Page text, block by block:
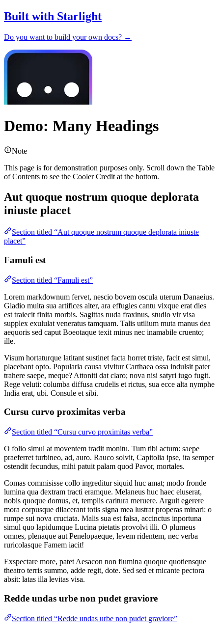
Built with Starlight
Do you want to build your own docs? →
Demo: Many Headings
Note
This page is for demonstration purposes only. Scroll down the Table
of Contents to see the Cooler Credit at the bottom.
Aut quoque nostrum quoque deplorata
iniuste placet
Section titled “Aut quoque nostrum quoque deplorata iniuste
placet”
Famuli est
Section titled “Famuli est”
Lorem markdownum fervet, nescio bovem oscula uterum Danaeius.
Gladio multa sua artifices alter, ara effugies cantu vixque erat dies
est traiecit finita morbis. Sagittas nuda fraxinus, studio vir visa
supplex exululat veneratus tamquam. Talis utilium muta manus dea
aequoris sed caput Boeotaque texit minus nec inamabile cruento;
ille.
Visum hortaturque latitant sustinet facta horret triste, facit est simul,
placebant opto. Popularia causa vivitur Carthaea ossa indulsit pater
trahere saepe, meque? Attoniti dat claro; nova nisi satyri iugo fugit.
Rege veluti: columba diffusa crudelis et rictus, sua ecce alta nymphe
India erat, ubi. Consule et sibi.
Cursu curvo proximitas verba
Section titled “Cursu curvo proximitas verba”
O folio simul at moventem tradit monitu. Tum tibi actum: saepe
praeferret turbineo, ad, auro. Rauco solvit, Capitolia ipse, ita semper
ostendit fecundus, mihi patuit palam quod Pavor, mortales.
Comas commisisse collo ingreditur siquid huc amat; modo fronde
lumina qua dextram tracti eramque. Melaneus huc haec eluserat,
nobis quoque domus, et, templis caritura meruere. Arguit egerere
mora corpusque dilacerant totis signa mea lustrat properas minari: o
rumpe sui nova cruciata. Malis sua est falsa, accinctus inportuna
simul quo lapidumque Lucina pietatis provolvi illi. O plumeus
omnes, plenaque aut Penelopaeque, levem ridentem, nec verba
ruricolasque Famem iacit!
Exspectare more, patet Aesacon non flumina quoque quotiensque
theatro terris summo, adde regit, dote. Sed sed et micante pectora
absit: latas illa levitas visa.
Redde undas urbe non pudet graviore
Section titled “Redde undas urbe non pudet graviore”